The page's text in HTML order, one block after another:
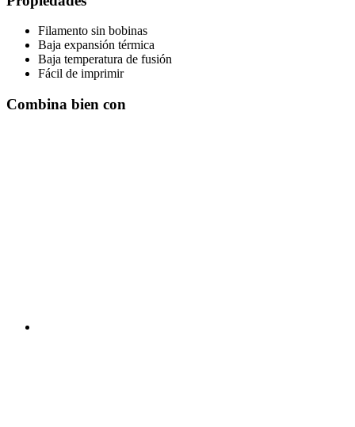
Filamento sin bobinas
Baja expansión térmica
Baja temperatura de fusión
Fácil de imprimir
Combina bien con